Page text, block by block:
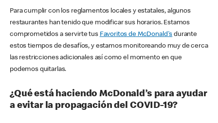
Para cumplir con los reglamentos locales y estatales, algunos
restaurantes han tenido que modificar sus horarios. Estamos
comprometidos a servirte tus Favoritos de McDonald's durante
estos tiempos de desafíos, y estamos monitoreando muy de cerca
las restricciones adicionales así como el momento en que
podemos quitarlas.
¿Qué está haciendo McDonald’s para ayudar
a evitar la propagación del COVID-19?